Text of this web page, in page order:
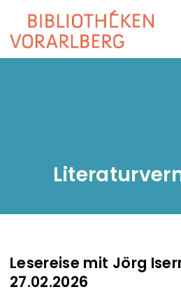
Direkt zum
Lesereise mit Jörg
27.02.2026